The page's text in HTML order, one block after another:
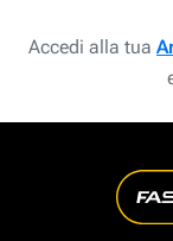
Accedi alla tua